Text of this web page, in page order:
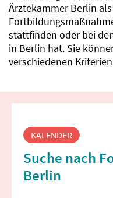
Ärztekammer Berlin
stattfinden oder bei
in Berlin hat. Sie
verschiedenen
KALENDER
Suche nach
Berlin